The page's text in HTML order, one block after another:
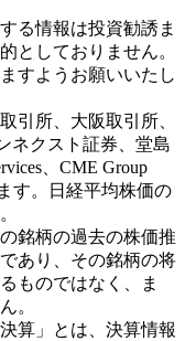
る情報は投資勧誘ま
としておりません。
すようお願いいたし
引所、大阪取引所、
ネクスト証券、堂島
、CME Group
す。日経平均株価の
銘柄の過去の株価推
あり、その銘柄の将
ものではなく、ま
。
算」とは、決算情報